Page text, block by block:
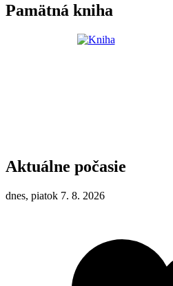
Pamätná kniha
Aktuálne počasie
dnes, piatok 7. 8. 2026